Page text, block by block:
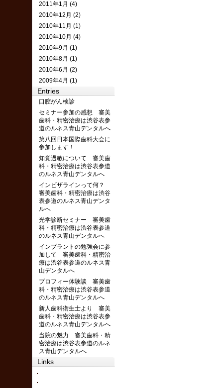
2011年1月 (4)
2010年12月 (2)
2010年11月 (1)
2010年10月 (4)
2010年9月 (1)
2010年8月 (1)
2010年6月 (2)
2009年4月 (1)
Entries
口腔がん検診
セミナー参加の感想 審美
歯科・精密治療は渋谷表参
道のルネス青山デンタルへ
第八回日本国際歯科大会に
参加します！
知覚過敏について 審美歯
科・精密治療は渋谷表参道
のルネス青山デンタルへ
インビザラインって何？
審美歯科・精密治療は渋谷
表参道のルネス青山デンタ
ルへ
光学診断セミナー 審美歯
科・精密治療は渋谷表参道
のルネス青山デンタルへ
インプラントの勉強会に参
加して 審美歯科・精密治
療は渋谷表参道のルネス青
山デンタルへ
プロフィー体験談 審美歯
科・精密治療は渋谷表参道
のルネス青山デンタルへ
新人歯科衛生士より 審美
歯科・精密治療は渋谷表参
道のルネス青山デンタルへ
当院の魅力 審美歯科・精
密治療は渋谷表参道のルネ
ス青山デンタルへ
Links